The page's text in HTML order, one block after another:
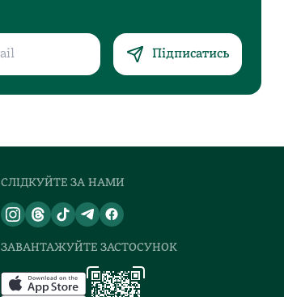
Підписатись
СЛІДКУЙТЕ ЗА НАМИ
ЗАВАНТАЖУЙТЕ ЗАСТОСУНОК